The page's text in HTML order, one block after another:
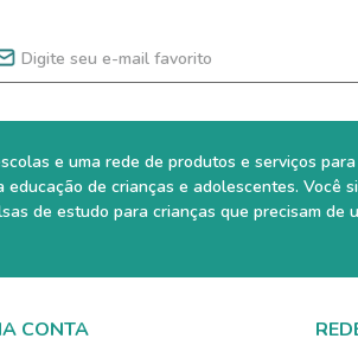
e uma rede de produtos e serviços
de crianças e adolescentes. Você
de estudo para crianças que precisam de
CONTA